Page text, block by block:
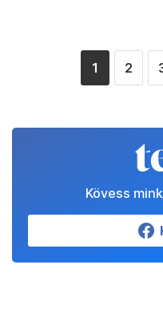
1 2
Kövess